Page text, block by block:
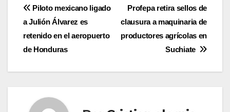
Navegación
de
entradas
Profepa retira sellos de
clausura a maquinaria de
productores agrícolas en
Suchiate
Piloto mexicano ligado
a Julión Álvarez es
retenido en el aeropuerto
de Honduras